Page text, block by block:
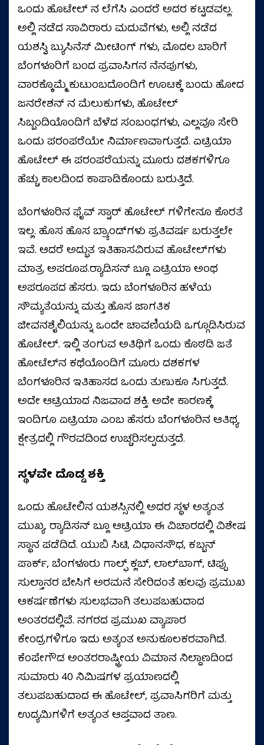
ಒಂದು ಹೊಟೇಲ್ ನ ಲೆಗೆಸಿ ಎಂದರೆ ಅದರ ಕಟ್ಟಡವಲ್ಲ.
ಅಲ್ಲಿ ನಡೆದ ಸಾವಿರಾರು ಮದುವೆಗಳು, ಅಲ್ಲಿ ನಡೆದ
ಯಶಸ್ವಿ ಬ್ಯುಸಿನೆಸ್ ಮೀಟಿಂಗ್ ಗಳು, ಮೊದಲ ಬಾರಿಗೆ
ಬೆಂಗಳೂರಿಗೆ ಬಂದ ಪ್ರವಾಸಿಗನ ನೆನಪುಗಳು,
ವಾರಕ್ಕೊಮ್ಮೆ ಕುಟುಂಬದೊಂದಿಗೆ ಊಟಕ್ಕೆ ಬಂದು ಹೋದ
ಜನರೇಶನ್ ನ ಮೆಲುಕುಗಳು, ಹೊಟೇಲ್
ಸಿಬ್ಬಂದಿಯೊಂದಿಗೆ ಬೆಳೆದ ಸಂಬಂಧಗಳು, ಎಲ್ಲವೂ ಸೇರಿ
ಒಂದು ಪರಂಪರೆಯೇ ನಿರ್ಮಾಣವಾಗುತ್ತದೆ. ಏಟ್ರಿಯಾ
ಹೊಟೇಲ್ ಈ ಪರಂಪರೆಯನ್ನು ಮೂರು ದಶಕಗಳಿಗೂ
ಹೆಚ್ಚು ಕಾಲದಿಂದ ಕಾಪಾಡಿಕೊಂಡು ಬರುತ್ತಿದೆ.
ಬೆಂಗಳೂರಿನ ಫೈವ್ ಸ್ಟಾರ್ ಹೊಟೇಲ್ ಗಳಿಗೇನೂ ಕೊರತೆ
ಇಲ್ಲ. ಹೊಸ ಹೊಸ ಬ್ರ್ಯಾಂಡ್‌ಗಳು ಪ್ರತಿವರ್ಷ ಬರುತ್ತಲೇ
ಇವೆ. ಆದರೆ ಅದ್ಭುತ ಇತಿಹಾಸವಿರುವ ಹೊಟೇಲ್‌ಗಳು
ಮಾತ್ರ ಅಪರೂಪ.ರ‍್ಯಾಡಿಸನ್ ಬ್ಲೂ ಏಟ್ರಿಯಾ ಅಂಥ
ಅಪರೂಪದ ಹೆಸರು. ಇದು ಬೆಂಗಳೂರಿನ ಹಳೆಯ
ಸೌಮ್ಯತೆಯನ್ನು ಮತ್ತು ಹೊಸ ಜಾಗತಿಕ
ಜೀವನಶೈಲಿಯನ್ನು ಒಂದೇ ಚಾವಣಿಯಡಿ ಒಗ್ಗೂಡಿಸಿರುವ
ಹೊಟೇಲ್. ಇಲ್ಲಿ ತಂಗುವ ಅತಿಥಿಗೆ ಒಂದು ಕೊಠಡಿ ಜತೆ
ಹೋಟೆಲ್‌ನ ಕಥೆಯೊಂದಿಗೆ ಮೂರು ದಶಕಗಳ
ಬೆಂಗಳೂರಿನ ಇತಿಹಾಸದ ಒಂದು ತುಣುಕೂ ಸಿಗುತ್ತದೆ.
ಅದೇ ಆಟ್ರಿಯಾದ ನಿಜವಾದ ಶಕ್ತಿ. ಅದೇ ಕಾರಣಕ್ಕೆ
ಇಂದಿಗೂ ಏಟ್ರಿಯಾ ಎಂಬ ಹೆಸರು ಬೆಂಗಳೂರಿನ ಆತಿಥ್ಯ
ಕ್ಷೇತ್ರದಲ್ಲಿ ಗೌರವದಿಂದ ಉಚ್ಚರಿಸಲ್ಪಡುತ್ತದೆ.
ಸ್ಥಳವೇ ದೊಡ್ಡ ಶಕ್ತಿ
ಒಂದು ಹೊಟೇಲಿನ ಯಶಸ್ಸಿನಲ್ಲಿ ಅದರ ಸ್ಥಳ ಅತ್ಯಂತ
ಮುಖ್ಯ. ರ‍್ಯಾಡಿಸನ್ ಬ್ಲೂ ಆಟ್ರಿಯಾ ಈ ವಿಚಾರದಲ್ಲಿ ವಿಶೇಷ
ಸ್ಥಾನ ಪಡೆದಿದೆ. ಯುಬಿ ಸಿಟಿ, ವಿಧಾನಸೌಧ, ಕಬ್ಬನ್
ಪಾರ್ಕ್, ಬೆಂಗಳೂರು ಗಾಲ್ಫ್ ಕ್ಲಬ್, ಲಾಲ್‌ಬಾಗ್, ಟಿಪ್ಪು
ಸುಲ್ತಾನರ ಬೇಸಿಗೆ ಅರಮನೆ ಸೇರಿದಂತೆ ಹಲವು ಪ್ರಮುಖ
ಆಕರ್ಷಣೆಗಳು ಸುಲಭವಾಗಿ ತಲುಪಬಹುದಾದ
ಅಂತರದಲ್ಲಿವೆ. ನಗರದ ಪ್ರಮುಖ ವ್ಯಾಪಾರ
ಕೇಂದ್ರಗಳಿಗೂ ಇದು ಅತ್ಯಂತ ಅನುಕೂಲಕರವಾಗಿದೆ.
ಕೆಂಪೇಗೌಡ ಅಂತರರಾಷ್ಟ್ರೀಯ ವಿಮಾನ ನಿಲ್ದಾಣದಿಂದ
ಸುಮಾರು 40 ನಿಮಿಷಗಳ ಪ್ರಯಾಣದಲ್ಲಿ
ತಲುಪಬಹುದಾದ ಈ ಹೊಟೇಲ್, ಪ್ರವಾಸಿಗರಿಗೆ ಮತ್ತು
ಉದ್ಯಮಿಗಳಿಗೆ ಅತ್ಯಂತ ಆಪ್ತವಾದ ತಾಣ.